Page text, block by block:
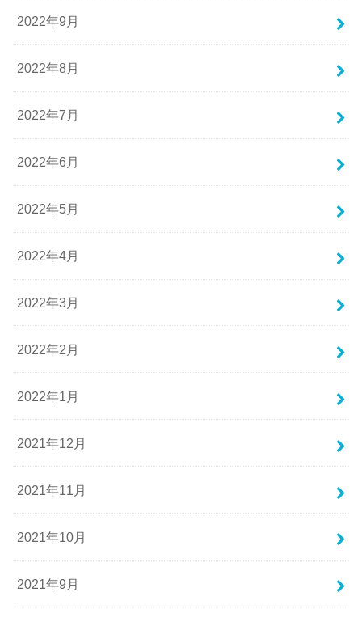
2022年9月
2022年8月
2022年7月
2022年6月
2022年5月
2022年4月
2022年3月
2022年2月
2022年1月
2021年12月
2021年11月
2021年10月
2021年9月